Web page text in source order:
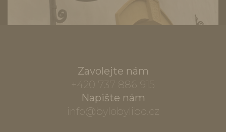
Zavolejte nám
+420 737 886 915
Napište nám
info@bylobylibo.cz